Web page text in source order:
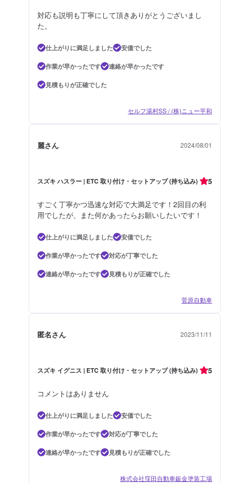
対応も説明も丁寧にして頂きありがとうございまし
た。
仕上がりに満足しました
安価でした
作業が早かったです
連絡が早かったです
見積もりが正確でした
セルフ湯村SS / (株)ニュー平和
麗さん 2024/08/01
スズキ ハスラー | ETC 取り付け・セットアップ (持ち込み) 5
すごく丁寧かつ迅速な対応で大満足です！2回目の利
用でしたが、また何かあったらお願いしたいです！
仕上がりに満足しました
安価でした
作業が早かったです
対応が丁寧でした
連絡が早かったです
見積もりが正確でした
菅原自動車
匿名さん 2023/11/11
スズキ イグニス | ETC 取り付け・セットアップ (持ち込み) 5
コメントはありません
仕上がりに満足しました
安価でした
作業が早かったです
対応が丁寧でした
連絡が早かったです
見積もりが正確でした
株式会社窪田自動車鈑金塗装工場